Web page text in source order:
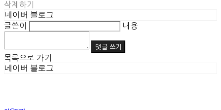
삭제하기
네이버 블로그
글쓴이 내용
댓글 쓰기
목록으로 가기
네이버 블로그